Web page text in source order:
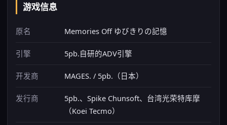
游戏信息
原名 Memories Off ゆびきりの記憶
引擎 5pb.自研的ADV引擎
开发商 MAGES. / 5pb.（日本）
发行商
5pb.、Spike Chunsoft、台湾光荣特库摩
（Koei Tecmo）